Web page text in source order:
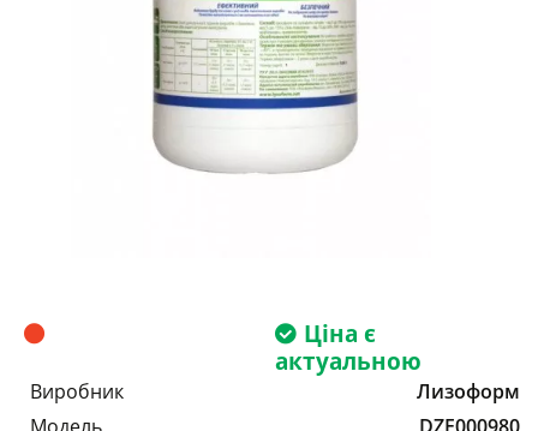
Ціна є
актуальною
Виробник
Лизоформ